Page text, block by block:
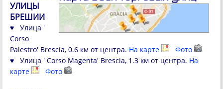
УЛИЦЫ
БРЕШИИ
♥ Улица '
Corso
Palestro' Brescia, 0.6 км от центра. На карте
Фото
♥ Улица ' Corso Magenta' Brescia, 1.3 км от центра. На
карте
Фото